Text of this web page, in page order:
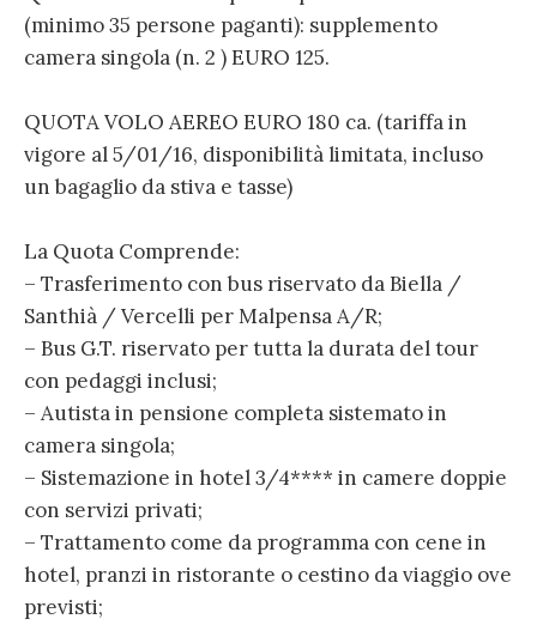
(minimo 35 persone paganti): supplemento
camera singola (n. 2 ) EURO 125.
QUOTA VOLO AEREO EURO 180 ca. (tariffa in
vigore al 5/01/16, disponibilità limitata, incluso
un bagaglio da stiva e tasse)
La Quota Comprende:
– Trasferimento con bus riservato da Biella /
Santhià / Vercelli per Malpensa A/R;
– Bus G.T. riservato per tutta la durata del tour
con pedaggi inclusi;
– Autista in pensione completa sistemato in
camera singola;
– Sistemazione in hotel 3/4**** in camere doppie
con servizi privati;
– Trattamento come da programma con cene in
hotel, pranzi in ristorante o cestino da viaggio ove
previsti;